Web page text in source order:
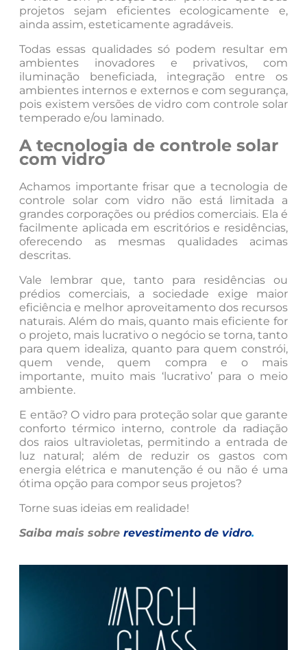
projetos sejam eficientes ecologicamente e,
ainda assim, esteticamente agradáveis.
Todas essas qualidades só podem resultar em
ambientes inovadores e privativos, com
iluminação beneficiada, integração entre os
ambientes internos e externos e com segurança,
pois existem versões de vidro com controle solar
temperado e/ou laminado.
A tecnologia de controle solar
com vidro
Achamos importante frisar que a tecnologia de
controle solar com vidro não está limitada a
grandes corporações ou prédios comerciais. Ela é
facilmente aplicada em escritórios e residências,
oferecendo as mesmas qualidades acimas
descritas.
Vale lembrar que, tanto para residências ou
prédios comerciais, a sociedade exige maior
eficiência e melhor aproveitamento dos recursos
naturais. Além do mais, quanto mais eficiente for
o projeto, mais lucrativo o negócio se torna, tanto
para quem idealiza, quanto para quem constrói,
quem vende, quem compra e o mais
importante, muito mais ‘lucrativo’ para o meio
ambiente.
E então? O vidro para proteção solar que garante
conforto térmico interno, controle da radiação
dos raios ultravioletas, permitindo a entrada de
luz natural; além de reduzir os gastos com
energia elétrica e manutenção é ou não é uma
ótima opção para compor seus projetos?
Torne suas ideias em realidade!
Saiba mais sobre revestimento de vidro.